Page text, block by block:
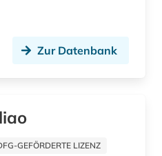
Zur Datenbank
GEFÖRDERTE LIZENZ